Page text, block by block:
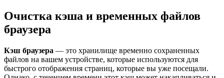
Очистка кэша и временных файлов
браузера
Кэш браузера — это хранилище временно сохраненных
файлов на вашем устройстве, которые используются для
быстрого отображения страниц, которые вы уже посещали.